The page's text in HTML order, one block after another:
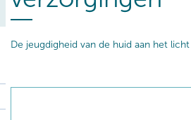
De jeugdigheid van de huid aan het